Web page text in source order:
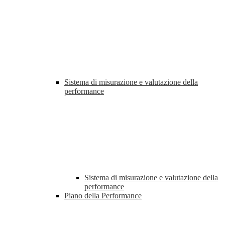
Sistema di misurazione e valutazione della
performance
Sistema di misurazione e valutazione della
performance
Piano della Performance